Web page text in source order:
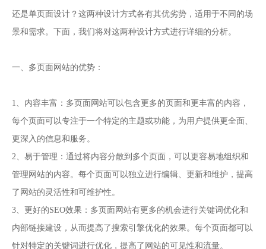
还是单页面设计？这两种设计方式各有其优劣势，适用于不同的场
景和需求。下面，我们将对这两种设计方式进行详细的分析。
一、多页面网站的优势：
1、内容丰富：多页面网站可以包含更多的页面和更丰富的内容，
每个页面可以专注于一个特定的主题或功能，为用户提供更全面、
更深入的信息和服务。
2、易于管理：通过将内容分散到多个页面，可以更容易地组织和
管理网站的内容。每个页面可以独立进行编辑、更新和维护，提高
了网站的灵活性和可维护性。
3、更好的SEO效果：多页面网站有更多的机会进行关键词优化和
内部链接建设，从而提高了搜索引擎优化的效果。每个页面都可以
针对特定的关键词进行优化，提高了网站的可见性和流量。